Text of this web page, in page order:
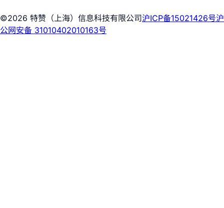
©2026 特赞（上海）信息科技有限公司沪ICP备15021426号沪
公网安备 31010402010163号